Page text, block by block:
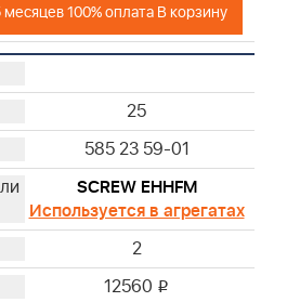
100% оплата В корзину
25
585 23 59-01
SCREW EHHFM
Используется в агрегатах
2
12560 i